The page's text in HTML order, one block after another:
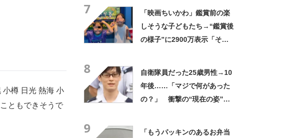
樽 日光 熱海 小
ともできそうで
7
「映画ちいかわ」鑑賞前の楽
しそうな子どもたち→“鑑賞後
の様子”に2900万表示「そう
8
自衛隊員だった25歳男性→10
年後……「マジで何があった
の？」 衝撃の“現在の姿”が
9
「もうパッキンのあるお弁当